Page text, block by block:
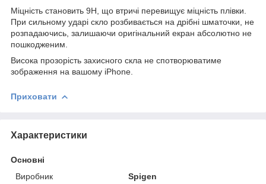
Міцність становить 9Н, що втричі перевищує міцність плівки.
При сильному ударі скло розбивається на дрібні шматочки, не
розпадаючись, залишаючи оригінальний екран абсолютно не
пошкодженим.
Висока прозорість захисного скла не спотворюватиме
зображення на вашому iPhone.
Приховати
Характеристики
Основні
Виробник
Spigen